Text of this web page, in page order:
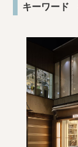
キーワード